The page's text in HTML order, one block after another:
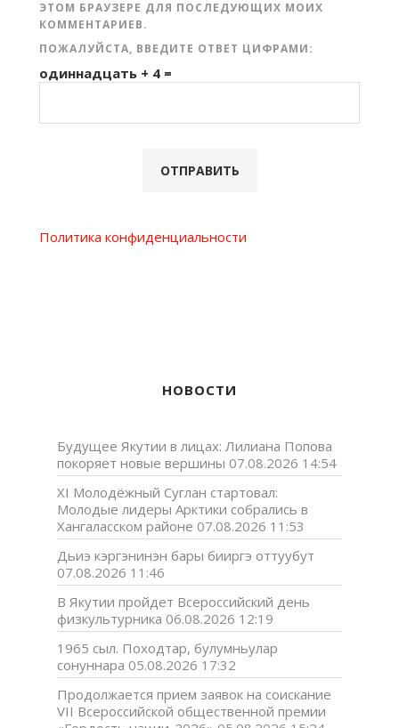
ЭТОМ БРАУЗЕРЕ ДЛЯ ПОСЛЕДУЮЩИХ МОИХ
КОММЕНТАРИЕВ.
ПОЖАЛУЙСТА, ВВЕДИТЕ ОТВЕТ ЦИФРАМИ:
одиннадцать + 4 =
Политика конфиденциальности
НОВОСТИ
Будущее Якутии в лицах: Лилиана Попова
покоряет новые вершины 07.08.2026 14:54
XI Молодёжный Суглан стартовал:
Молодые лидеры Арктики собрались в
Хангаласском районе 07.08.2026 11:53
Дьиэ кэргэнинэн бары бииргэ оттуубут
07.08.2026 11:46
В Якутии пройдет Всероссийский день
физкультурника 06.08.2026 12:19
1965 сыл. Походтар, булумньулар
сонуннара 05.08.2026 17:32
Продолжается прием заявок на соискание
VII Всероссийской общественной премии